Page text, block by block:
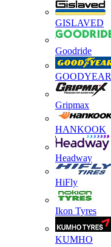
GISLAVED
Goodride
GOODYEAR
Gripmax
HANKOOK
Headway
HiFly
Ikon Tyres
KUMHO